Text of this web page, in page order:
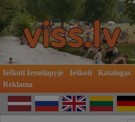
Ieškoti žemėlapyje Ieškoti Katalogas
Reklama